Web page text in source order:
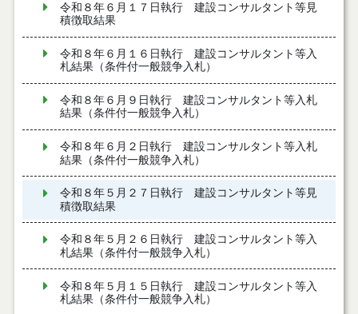
令和８年６月１７日執行 建設コンサルタント等見
積徴取結果
令和８年６月１６日執行 建設コンサルタント等入
札結果（条件付一般競争入札）
令和８年６月９日執行 建設コンサルタント等入札
結果（条件付一般競争入札）
令和８年６月２日執行 建設コンサルタント等入札
結果（条件付一般競争入札）
令和８年５月２７日執行 建設コンサルタント等見
積徴取結果
令和８年５月２６日執行 建設コンサルタント等入
札結果（条件付一般競争入札）
令和８年５月１５日執行 建設コンサルタント等入
札結果（条件付一般競争入札）